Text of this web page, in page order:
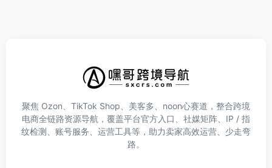
聚焦 Ozon、TikTok Shop、美客多、noon心赛道，整合跨境
电商全链路资源导航，覆盖平台官方入口、社媒矩阵、IP / 指
纹检测、账号服务、运营工具等，助力卖家高效运营、少走弯
路。